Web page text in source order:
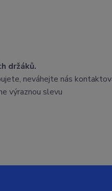
držáků.
neváhejte nás
výraznou slevu